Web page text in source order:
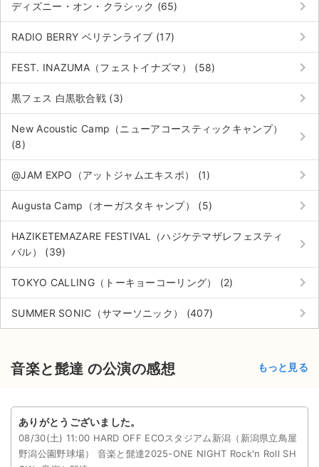
ディズニー・オン・クラシック (65) keyboard_arrow_right
RADIO BERRY ベリテンライブ (17) keyboard_arrow_right
FEST. INAZUMA（フェストイナズマ） (58) keyboard_arrow_right
黒フェス 白黒歌合戦 (3) keyboard_arrow_right
New Acoustic Camp（ニューアコースティックキャンプ）
(8)
keyboard_arrow_right
@JAM EXPO（アットジャムエキスポ） (1) keyboard_arrow_right
Augusta Camp（オーガスタキャンプ） (5) keyboard_arrow_right
HAZIKETEMAZARE FESTIVAL（ハジケテマザレフェスティ
バル） (39)
keyboard_arrow_right
TOKYO CALLING（トーキョーコーリング） (2) keyboard_arrow_right
SUMMER SONIC（サマーソニック） (407) keyboard_arrow_right
音楽と髭達 の公演の感想 もっと見る
ありがとうございました。
08/30(土) 11:00 HARD OFF ECOスタジアム新潟（新潟県立鳥屋
野潟公園野球場） ⾳楽と髭達2025-ONE NIGHT Rock'n Roll SH